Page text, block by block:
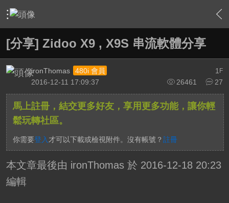
› 軟硬體相關技術 › 高畫質多媒體播放機與BD討論區 › 內
[分享] Zidoo X9 , X9S 串流軟體分享
1 F
ironThomas
480i 會員
26461
27
2016-12-11 17:09:37
馬上註冊，結交更多好友，享用更多功能，讓你輕
鬆玩轉社區。
你需要登入 才可以下載或檢視附件。沒有帳號？ 註冊
本文章最後由 ironThomas 於 2016-12-18 20:23
編輯